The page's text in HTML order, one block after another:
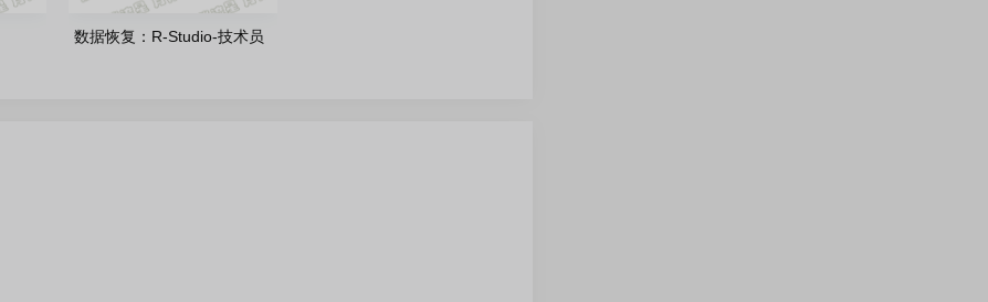
数据恢复：R-Studio-技术员